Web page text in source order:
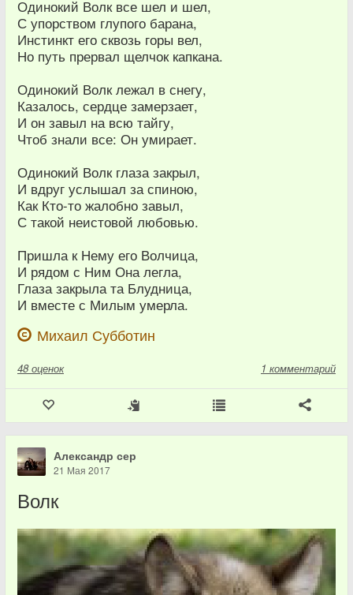
Одинокий Волк все шел и шел,
С упорством глупого барана,
Инстинкт его сквозь горы вел,
Но путь прервал щелчок капкана.
Одинокий Волк лежал в снегу,
Казалось, сердце замерзает,
И он завыл на всю тайгу,
Чтоб знали все: Он умирает.
Одинокий Волк глаза закрыл,
И вдруг услышал за спиною,
Как Кто-то жалобно завыл,
С такой неистовой любовью.
Пришла к Нему его Волчица,
И рядом с Ним Она легла,
Глаза закрыла та Блудница,
И вместе с Милым умерла.
Михаил Субботин
48 оценок 1 комментарий
Александр сер
21 Мая 2017
Волк